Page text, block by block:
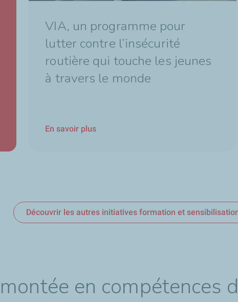
VIA, un programme pour
lutter contre l’insécurité
routière qui touche les jeunes
à travers le monde
En savoir plus
Découvrir les autres initiatives formation et
en compétences